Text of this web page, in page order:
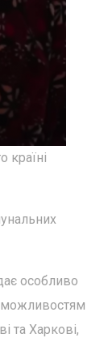
країні
особливо
можливостям
та Харкові,